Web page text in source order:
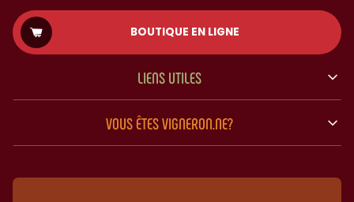
BOUTIQUE EN LIGNE
LIENS UTILES
VOUS ÊTES VIGNERON.NE?